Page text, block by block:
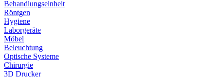
Behandlungseinheit
Röntgen
Hygiene
Laborgeräte
Möbel
Beleuchtung
Optische Systeme
Chirurgie
3D Drucker